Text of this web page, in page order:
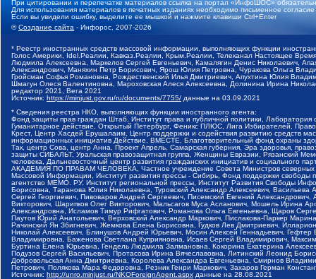
При цитировании и перепечатке материалов ссылка на портал «ИнфоШОС»
Для использования материалов в печатных изданиях необходимо письменное
Если вы увидели ошибку, выделите ее мышкой и нажмите клавиши Ctrl+Enter
©Создание сайта - Инфорос, 2007-2026
* Реестр иностранных средств массовой информации, выполняющих функции
Голос Америки, Idel.Реалии, Кавказ.Реалии, Крым.Реалии, Телеканал Настоящее
Людмила Алексеевна, Маркелов Сергей Евгеньевич, Камалягин Денис Николаевич,
Александрович, Маняхин Петр Борисович, Ярош Юлия Петровна, Чуракова Ольга
Гройсман Софья Романовна, Рождественский Илья Дмитриевич, Апухтина Юлия
Шмагун Олеся Валентиновна, Мароховская Алеся Алексеевна, Долинина Ирина
редактор 2021, Вега 2021
Источник: https://minjust.gov.ru/ru/documents/7755/ данные на 03.09.2021
* Сведения реестра НКО, выполняющих функции иностранного агента:
Фонд защиты прав граждан Штаб, Институт права и публичной политики,
Гуманитарное действие, Открытый Петербург, Феникс ПЛЮС, Лига Избирателей,
Крест, Центр Хасдей Ерушалаим, Центр поддержки и содействия развитию средств
информационных инициатив Действие, ВМЕСТЕ, Благотворительный фонд охраны
Так, центр Сова, центр Анна, Проект Апрель, Самарская губерния, Эра здоровья,
защиты СИБАЛЬТ, Уральская правозащитная группа, Женщины Евразии, Рязанский
человека, Дальневосточный центр развития гражданских инициатив и социального
АКАДЕМИЯ ПО ПРАВАМ ЧЕЛОВЕКА, Частное учреждение Совета Министров северных
Массовой Информации, Институт развития прессы - Сибирь, Фонд поддержки
агентство МЕМО. РУ, Институт региональной прессы, Институт Развития Свободы
Борисовна, Таранова Юлия Николаевна, Туровский Александр Алексеевич,
Сергей Георгиевич, Пивоваров Андрей Сергеевич, Писемский Евгений
Викторович, Шарипков Олег Викторович, Мальсагов Муса Асланович, Мошель Ирина
Александровна, Исламов Тимур Рифгатович, Романова Ольга Евгеньевна, Щаров
Паутов Юрий Анатольевич, Верховский Александр Маркович, Пислакова-Паркер
Рачинский Ян Збигневич, Жемкова Елена Борисовна, Гудков Лев Дмитриевич,
Николай Алексеевич, Блинушов Андрей Юрьевич, Мосин Алексей Геннадьевич,
Владимировна, Баженова Светлана Куприяновна, Исаев Сергей Владимирович,
Буртина Елена Юрьевна, Гендель Людмила Залмановна, Кокорина Екатерина
Подузов Сергей Васильевич, Протасова Ирина Вячеславовна, Литинский Леонид
Добровольская Анна Дмитриевна, Королева Александра Евгеньевна, Смирнов
Петрович, Полякова Мара Федоровна, Резник Генри Маркович, Захаров Герман
Источник: http://unro.minjust.ru/NKOForeignAgent.aspx данные на 28.08.2021